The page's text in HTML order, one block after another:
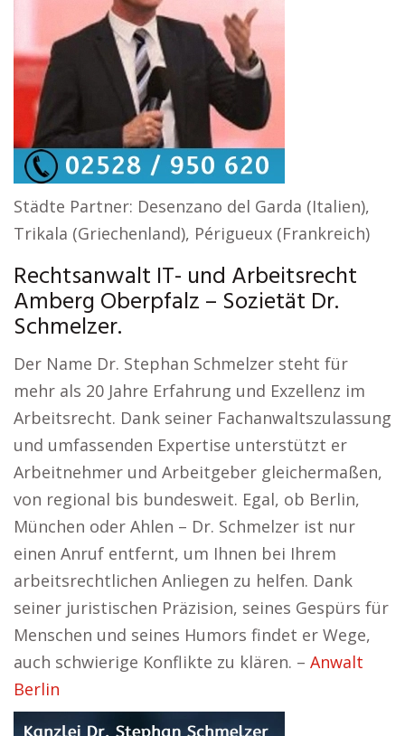
Städte Partner: Desenzano del Garda (Italien),
Trikala (Griechenland), Périgueux (Frankreich)
Rechtsanwalt IT- und Arbeitsrecht
Amberg Oberpfalz – Sozietät Dr.
Schmelzer.
Der Name Dr. Stephan Schmelzer steht für
mehr als 20 Jahre Erfahrung und Exzellenz im
Arbeitsrecht. Dank seiner Fachanwaltszulassung
und umfassenden Expertise unterstützt er
Arbeitnehmer und Arbeitgeber gleichermaßen,
von regional bis bundesweit. Egal, ob Berlin,
München oder Ahlen – Dr. Schmelzer ist nur
einen Anruf entfernt, um Ihnen bei Ihrem
arbeitsrechtlichen Anliegen zu helfen. Dank
seiner juristischen Präzision, seines Gespürs für
Menschen und seines Humors findet er Wege,
auch schwierige Konflikte zu klären. – Anwalt
Berlin